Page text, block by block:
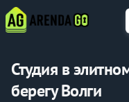
Студия в
берегу Волги